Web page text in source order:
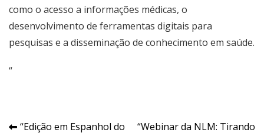
como o acesso a informações médicas, o
desenvolvimento de ferramentas digitais para
pesquisas e a disseminação de conhecimento em saúde.
“
Navegação
“Edição em Espanhol do
“Webinar da NLM: Tirando